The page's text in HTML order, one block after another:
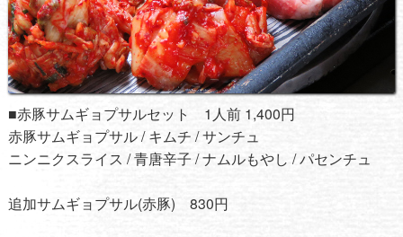
■赤豚サムギョプサルセット 1人前 1,400円
赤豚サムギョプサル / キムチ / サンチュ
ニンニクスライス / 青唐辛子 / ナムルもやし / パセンチュ
追加サムギョプサル(赤豚) 830円